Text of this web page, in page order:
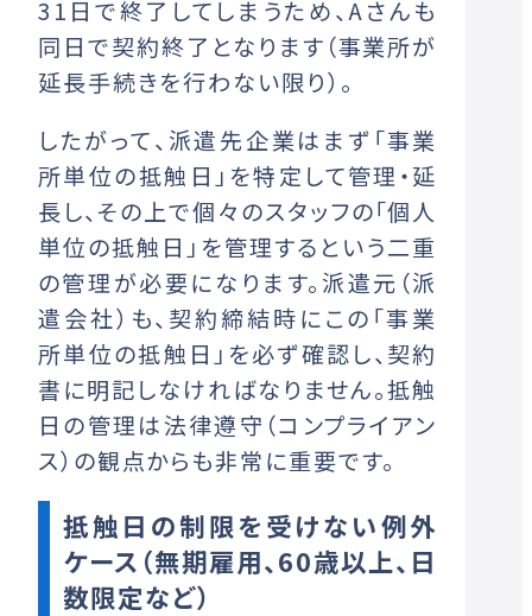
31日で終了してしまうため、Aさんも
同日で契約終了となります（事業所が
延長手続きを行わない限り）。
したがって、派遣先企業はまず「事業
所単位の抵触日」を特定して管理・延
長し、その上で個々のスタッフの「個人
単位の抵触日」を管理するという二重
の管理が必要になります。派遣元（派
遣会社）も、契約締結時にこの「事業
所単位の抵触日」を必ず確認し、契約
書に明記しなければなりません。抵触
日の管理は法律遵守（コンプライアン
ス）の観点からも非常に重要です。
抵触日の制限を受けない例外
ケース（無期雇用、60歳以上、日
数限定など）